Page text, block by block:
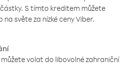
S tímto kreditem můžete
na světe za nízké ceny Viber.
volat do libovolné zahraniční